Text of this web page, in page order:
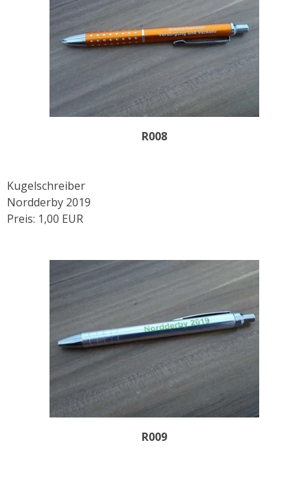
R008
Kugelschreiber
Nordderby 2019
Preis: 1,00 EUR
R009